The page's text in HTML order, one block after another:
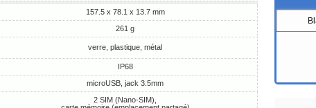
157.5 x 78.1 x 13.7 mm
261 g
verre, plastique, métal
IP68
microUSB, jack 3.5mm
2 SIM (Nano-SIM),